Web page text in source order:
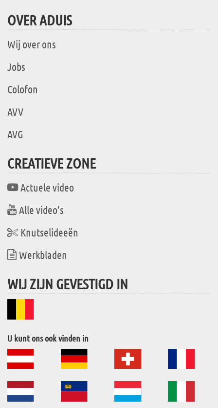
OVER ADUIS
Wij over ons
Jobs
Colofon
AVV
AVG
CREATIEVE ZONE
Actuele video
Alle video's
Knutselideeën
Werkbladen
WIJ ZIJN GEVESTIGD IN
U kunt ons ook vinden in